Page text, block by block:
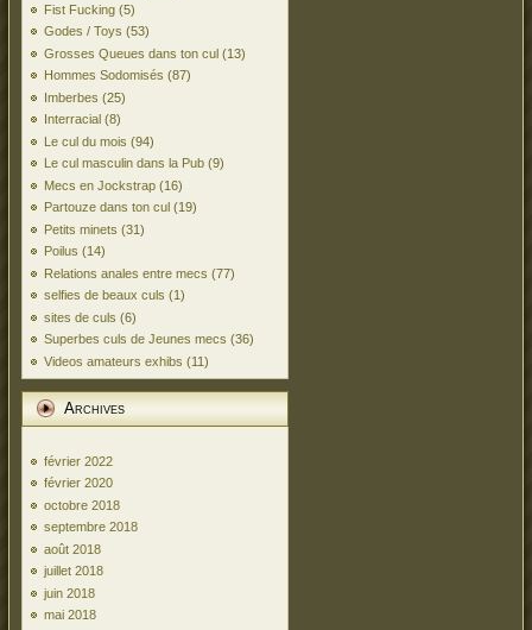
Fist Fucking (5)
Godes / Toys (53)
Grosses Queues dans ton cul (13)
Hommes Sodomisés (87)
Imberbes (25)
Interracial (8)
Le cul du mois (94)
Le cul masculin dans la Pub (9)
Mecs en Jockstrap (16)
Partouze dans ton cul (19)
Petits minets (31)
Poilus (14)
Relations anales entre mecs (77)
selfies de beaux culs (1)
sites de culs (6)
Superbes culs de Jeunes mecs (36)
Videos amateurs exhibs (11)
Archives
février 2022
février 2020
octobre 2018
septembre 2018
août 2018
juillet 2018
juin 2018
mai 2018